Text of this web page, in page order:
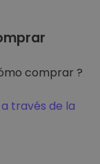
comprar ?
través de la